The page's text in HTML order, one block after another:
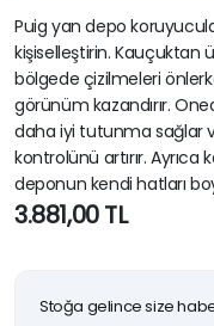
Puig yan depo
kişiselleştirin. Kauçuktan
bölgede çizilmeleri
görünüm kazandırır.
daha iyi tutunma sağlar
kontrolünü artırır.
deponun kendi hatları
3.881,00TL
Stoğa gelince size